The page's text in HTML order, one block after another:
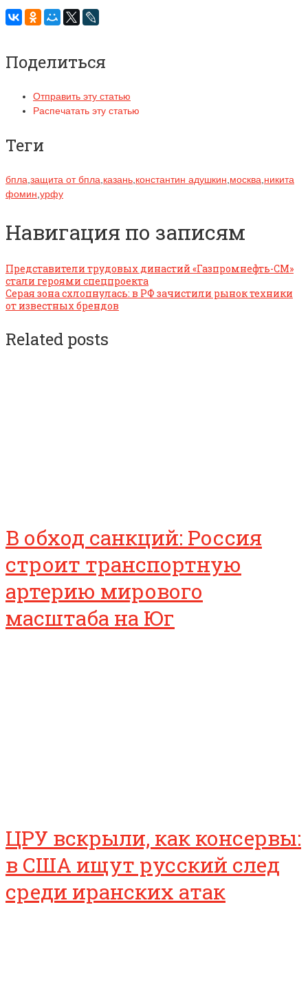
Поделиться
Отправить эту статью
Распечатать эту статью
Теги
бпла защита от бпла казань константин адушкин москва никита
фомин урфу
Навигация по записям
Представители трудовых династий «Газпромнефть-СМ»
стали героями спецпроекта
Серая зона схлопнулась: в РФ зачистили рынок техники
от известных брендов
Related posts
В обход санкций: Россия
строит транспортную
артерию мирового
масштаба на Юг
ЦРУ вскрыли, как консервы:
в США ищут русский след
среди иранских атак